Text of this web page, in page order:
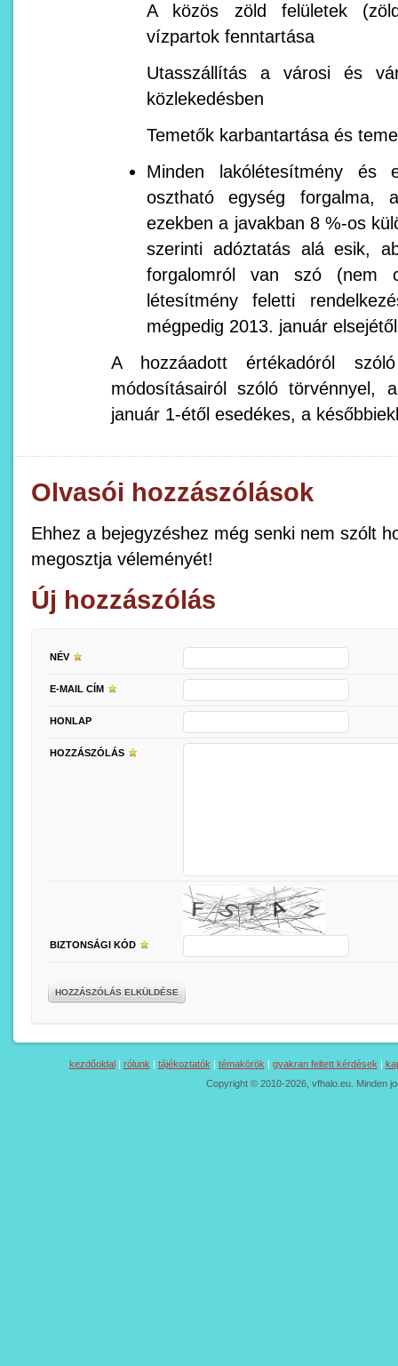
A közös zöld felületek
vízpartok fenntartása
Utasszállítás a városi és
közlekedésben
Temetők karbantartása és
Minden lakólétesítmény és
osztható egység forgalma,
ezekben a javakban 8 %-os
szerinti adóztatás alá esik,
forgalomról van szó (nem
létesítmény feletti
mégpedig 2013. január
A hozzáadott értékadóról
módosításairól szóló törvénnyel,
január 1-étől esedékes, a
Olvasói hozzászólások
Ehhez a bejegyzéshez még senki nem szólt
megosztja véleményét!
Új hozzászólás
NÉV
E-MAIL CÍM
HONLAP
HOZZÁSZÓLÁS
BIZTONSÁGI KÓD
HOZZÁSZÓLÁS ELKÜLDÉSE
kezdőoldal| rólunk | tájékoztatók | témakörök | gyakran feltett kérdések |
Copyright © 2010-2026, vfhalo.eu. Minden